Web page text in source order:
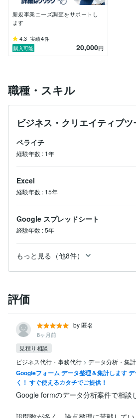
私はデータを「活用できる数字」に
ネス成果に貢献したいと考えていま
さい。10年以上の経験と1,000件以
貴社のビジネス成果に貢献いたしま
新規事業ニーズ調査をサポートし
ます
4.3 実績4件
購入可能
20,000円
職種・スキル
ビジネス・クリエイティブツ
ペライチ
経験年数 : 1年
Excel
経験年数 : 15年
Google スプレッドシート
経験年数 :5年
もっと見る（他8件）
評価
by 匿名
8ヶ月前
見積り相談
ビジネス代行・事務代行 > データ分析・集
Googleフォーム データ整理＆集計します
く！ すぐ使えるカタチでご提供！
Google formのデータ分析案件で相談